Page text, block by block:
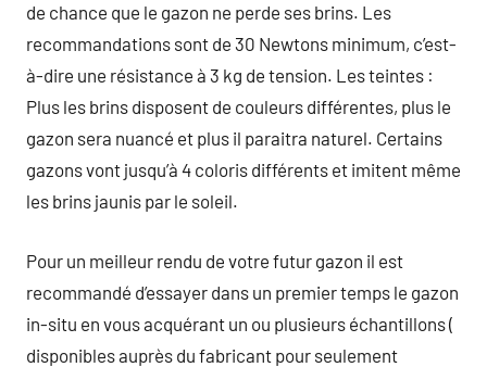
de chance que le gazon ne perde ses brins. Les
recommandations sont de 30 Newtons minimum, c’est-
à-dire une résistance à 3 kg de tension. Les teintes :
Plus les brins disposent de couleurs différentes, plus le
gazon sera nuancé et plus il paraitra naturel. Certains
gazons vont jusqu’à 4 coloris différents et imitent même
les brins jaunis par le soleil.
Pour un meilleur rendu de votre futur gazon il est
recommandé d’essayer dans un premier temps le gazon
in-situ en vous acquérant un ou plusieurs échantillons (
disponibles auprès du fabricant pour seulement